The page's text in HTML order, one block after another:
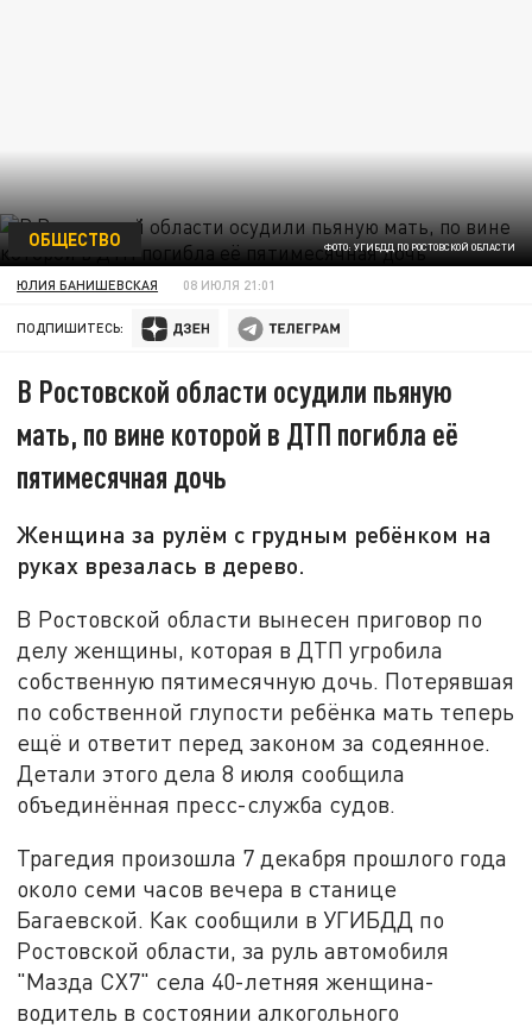
ФОТО: УГИБДД ПО РОСТОВСКОЙ ОБЛАСТИ
ОБЩЕСТВО
ЮЛИЯ БАНИШЕВСКАЯ 08 ИЮЛЯ 21:01
ПОДПИШИТЕСЬ:
В Ростовской области осудили пьяную
мать, по вине которой в ДТП погибла её
пятимесячная дочь
Женщина за рулём с грудным ребёнком на
руках врезалась в дерево.
В Ростовской области вынесен приговор по
делу женщины, которая в ДТП угробила
собственную пятимесячную дочь. Потерявшая
по собственной глупости ребёнка мать теперь
ещё и ответит перед законом за содеянное.
Детали этого дела 8 июля сообщила
объединённая пресс-служба судов.
Трагедия произошла 7 декабря прошлого года
около семи часов вечера в станице
Багаевской. Как сообщили в УГИБДД по
Ростовской области, за руль автомобиля
"Мазда СХ7" села 40-летняя женщина-
водитель в состоянии алкогольного